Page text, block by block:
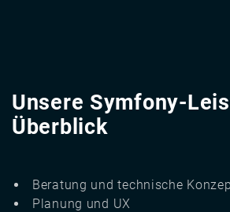
Unsere Symfony-
Überblick
Beratung und technische
Planung und UX